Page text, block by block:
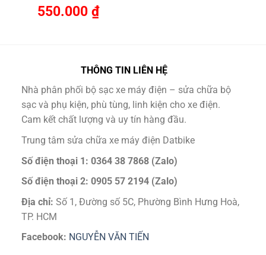
550.000 ₫
THÔNG TIN LIÊN HỆ
Nhà phân phối bộ sạc xe máy điện – sửa chữa bộ
sạc và phụ kiện, phù tùng, linh kiện cho xe điện.
Cam kết chất lượng và uy tín hàng đầu.
Trung tâm sửa chữa xe máy điện Datbike
Số điện thoại 1: 0364 38 7868 (Zalo)
Số điện thoại 2: 0905 57 2194 (Zalo)
Địa chỉ: Số 1, Đường số 5C, Phường Bình Hưng Hoà,
TP. HCM
Facebook: NGUYỄN VĂN TIẾN